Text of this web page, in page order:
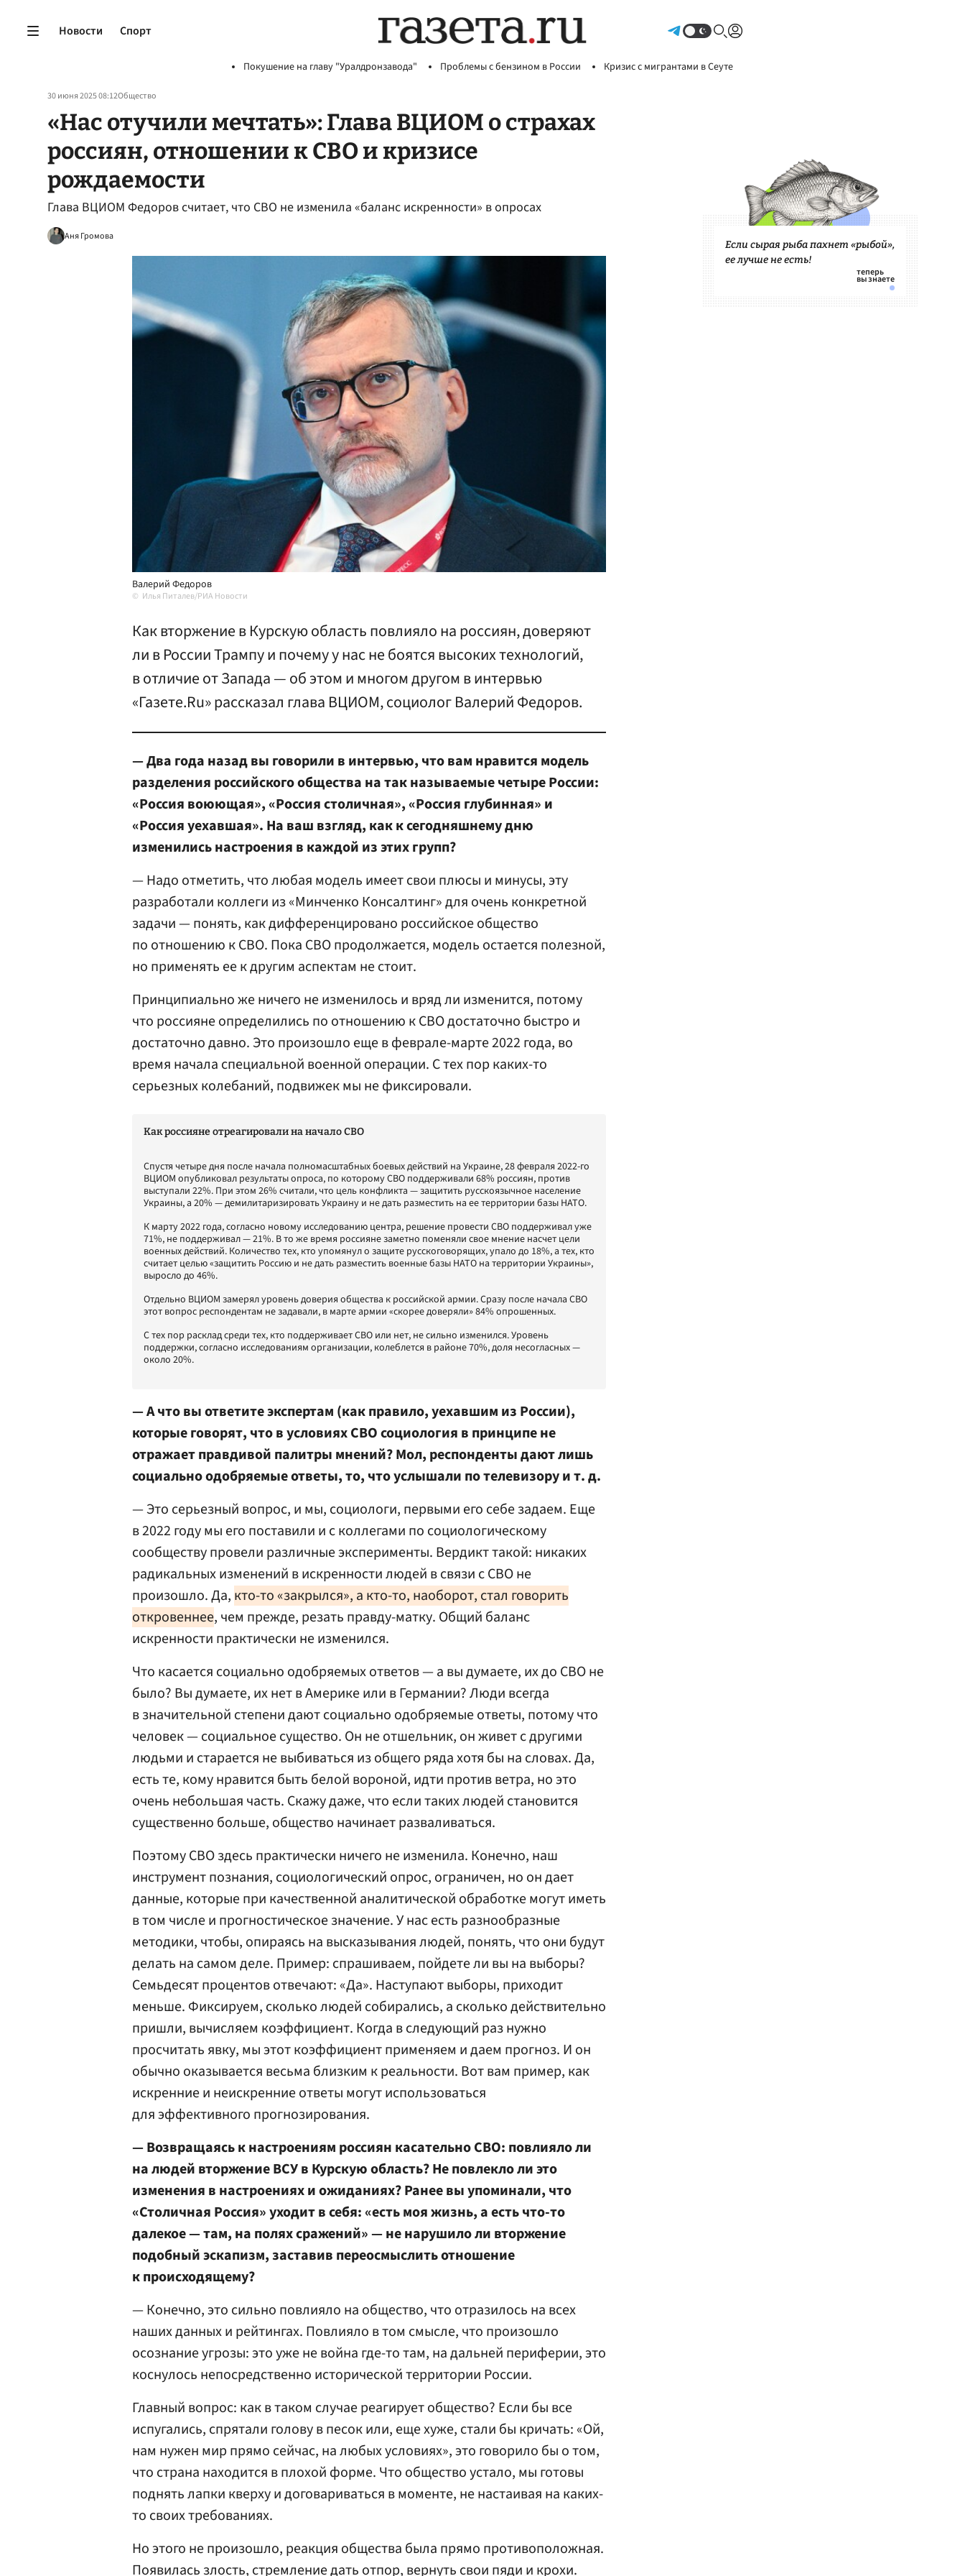
Новости Спорт
Покушение на главу "Уралдронзавода" Проблемы с бензином в России Кризис с мигрантами в Сеуте
30 июня 2025 08:12Общество
«Нас отучили мечтать»: Глава ВЦИОМ о страхах
россиян, отношении к СВО и кризисе
рождаемости
Глава ВЦИОМ Федоров считает, что СВО не изменила «баланс искренности» в опросах
Аня Громова
Валерий Федоров
Илья Питалев/РИА Новости
Как вторжение в Курскую область повлияло на россиян, доверяют
ли в России Трампу и почему у нас не боятся высоких технологий,
в отличие от Запада — об этом и многом другом в интервью
«Газете.Ru» рассказал глава ВЦИОМ, социолог Валерий Федоров.
— Два года назад вы говорили в интервью, что вам нравится модель
разделения российского общества на так называемые четыре России:
«Россия воюющая», «Россия столичная», «Россия глубинная» и
«Россия уехавшая». На ваш взгляд, как к сегодняшнему дню
изменились настроения в каждой из этих групп?
— Надо отметить, что любая модель имеет свои плюсы и минусы, эту
разработали коллеги из «Минченко Консалтинг» для очень конкретной
задачи — понять, как дифференцировано российское общество
по отношению к СВО. Пока СВО продолжается, модель остается полезной,
но применять ее к другим аспектам не стоит.
Принципиально же ничего не изменилось и вряд ли изменится, потому
что россияне определились по отношению к СВО достаточно быстро и
достаточно давно. Это произошло еще в феврале-марте 2022 года, во
время начала специальной военной операции. С тех пор каких-то
серьезных колебаний, подвижек мы не фиксировали.
Как россияне отреагировали на начало СВО
Спустя четыре дня после начала полномасштабных боевых действий на Украине, 28 февраля 2022-го
ВЦИОМ опубликовал результаты опроса, по которому СВО поддерживали 68% россиян, против
выступали 22%. При этом 26% считали, что цель конфликта — защитить русскоязычное население
Украины, а 20% — демилитаризировать Украину и не дать разместить на ее территории базы НАТО.
К марту 2022 года, согласно новому исследованию центра, решение провести СВО поддерживал уже
71%, не поддерживал — 21%. В то же время россияне заметно поменяли свое мнение насчет цели
военных действий. Количество тех, кто упомянул о защите русскоговорящих, упало до 18%, а тех, кто
считает целью «защитить Россию и не дать разместить военные базы НАТО на территории Украины»,
выросло до 46%.
Отдельно ВЦИОМ замерял уровень доверия общества к российской армии. Сразу после начала СВО
этот вопрос респондентам не задавали, в марте армии «скорее доверяли» 84% опрошенных.
С тех пор расклад среди тех, кто поддерживает СВО или нет, не сильно изменился. Уровень
поддержки, согласно исследованиям организации, колеблется в районе 70%, доля несогласных —
около 20%.
— А что вы ответите экспертам (как правило, уехавшим из России),
которые говорят, что в условиях СВО социология в принципе не
отражает правдивой палитры мнений? Мол, респонденты дают лишь
социально одобряемые ответы, то, что услышали по телевизору и т. д.
— Это серьезный вопрос, и мы, социологи, первыми его себе задаем. Еще
в 2022 году мы его поставили и с коллегами по социологическому
сообществу провели различные эксперименты. Вердикт такой: никаких
радикальных изменений в искренности людей в связи с СВО не
произошло. Да, кто-то «закрылся», а кто-то, наоборот, стал говорить
откровеннее, чем прежде, резать правду-матку. Общий баланс
искренности практически не изменился.
Что касается социально одобряемых ответов — а вы думаете, их до СВО не
было? Вы думаете, их нет в Америке или в Германии? Люди всегда
в значительной степени дают социально одобряемые ответы, потому что
человек — социальное существо. Он не отшельник, он живет с другими
людьми и старается не выбиваться из общего ряда хотя бы на словах. Да,
есть те, кому нравится быть белой вороной, идти против ветра, но это
очень небольшая часть. Скажу даже, что если таких людей становится
существенно больше, общество начинает разваливаться.
Поэтому СВО здесь практически ничего не изменила. Конечно, наш
инструмент познания, социологический опрос, ограничен, но он дает
данные, которые при качественной аналитической обработке могут иметь
в том числе и прогностическое значение. У нас есть разнообразные
методики, чтобы, опираясь на высказывания людей, понять, что они будут
делать на самом деле. Пример: спрашиваем, пойдете ли вы на выборы?
Семьдесят процентов отвечают: «Да». Наступают выборы, приходит
меньше. Фиксируем, сколько людей собирались, а сколько действительно
пришли, вычисляем коэффициент. Когда в следующий раз нужно
просчитать явку, мы этот коэффициент применяем и даем прогноз. И он
обычно оказывается весьма близким к реальности. Вот вам пример, как
искренние и неискренние ответы могут использоваться
для эффективного прогнозирования.
— Возвращаясь к настроениям россиян касательно СВО: повлияло ли
на людей вторжение ВСУ в Курскую область? Не повлекло ли это
изменения в настроениях и ожиданиях? Ранее вы упоминали, что
«Столичная Россия» уходит в себя: «есть моя жизнь, а есть что-то
далекое — там, на полях сражений» — не нарушило ли вторжение
подобный эскапизм, заставив переосмыслить отношение
к происходящему?
— Конечно, это сильно повлияло на общество, что отразилось на всех
наших данных и рейтингах. Повлияло в том смысле, что произошло
осознание угрозы: это уже не война где-то там, на дальней периферии, это
коснулось непосредственно исторической территории России.
Главный вопрос: как в таком случае реагирует общество? Если бы все
испугались, спрятали голову в песок или, еще хуже, стали бы кричать: «Ой,
нам нужен мир прямо сейчас, на любых условиях», это говорило бы о том,
что страна находится в плохой форме. Что общество устало, мы готовы
поднять лапки кверху и договариваться в моменте, не настаивая на каких-
то своих требованиях.
Но этого не произошло, реакция общества была прямо противоположная.
Появилась злость, стремление дать отпор, вернуть свои пяди и крохи.
Если сырая рыба пахнет «рыбой»,
ее лучше не есть!